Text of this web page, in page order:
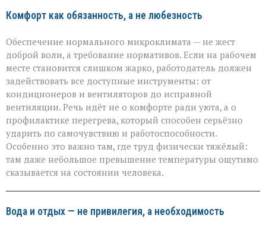
Комфорт как обязанность, а не любезность
Обеспечение нормального микроклимата — не жест
доброй воли, а требование нормативов. Если на рабочем
месте становится слишком жарко, работодатель должен
задействовать все доступные инструменты: от
кондиционеров и вентиляторов до исправной
вентиляции. Речь идёт не о комфорте ради уюта, а о
профилактике перегрева, который способен серьёзно
ударить по самочувствию и работоспособности.
Особенно это важно там, где труд физически тяжёлый:
там даже небольшое превышение температуры ощутимо
сказывается на состоянии человека.
Вода и отдых — не привилегия, а необходимость